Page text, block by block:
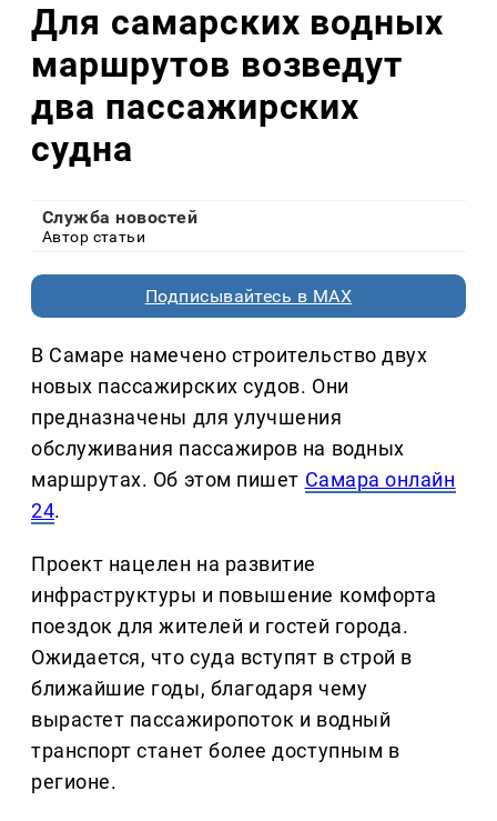
Для самарских водных
маршрутов возведут
два пассажирских
судна
Служба новостей
Автор статьи
Подписывайтесь в MAX
В Самаре намечено строительство двух
новых пассажирских судов. Они
предназначены для улучшения
обслуживания пассажиров на водных
маршрутах. Об этом пишет Самара онлайн
24.
Проект нацелен на развитие
инфраструктуры и повышение комфорта
поездок для жителей и гостей города.
Ожидается, что суда вступят в строй в
ближайшие годы, благодаря чему
вырастет пассажиропоток и водный
транспорт станет более доступным в
регионе.